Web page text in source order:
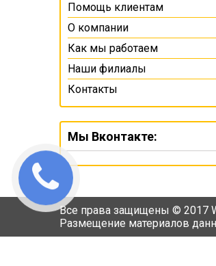
Помощь клиентам
О компании
Как мы работаем
Наши филиалы
Контакты
Мы Вконтакте:
Все права защищены © 2017
Размещение материалов